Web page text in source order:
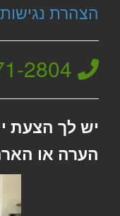
הצהרת נגישות
2804
יש לך הצעת
הערה או